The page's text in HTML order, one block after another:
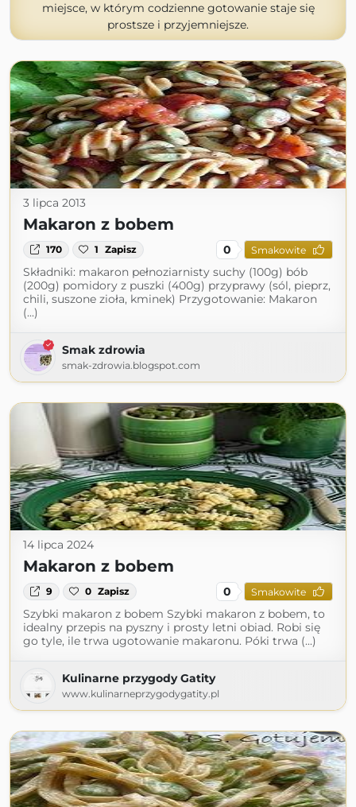
miejsce, w którym codzienne gotowanie staje się
prostsze i przyjemniejsze.
3 lipca 2013
Makaron z bobem
170 1 Zapisz 0 Smakowite
Składniki: makaron pełnoziarnisty suchy (100g) bób
(200g) pomidory z puszki (400g) przyprawy (sól, pieprz,
chili, suszone zioła, kminek) Przygotowanie: Makaron
(...)
Smak zdrowia
smak-zdrowia.blogspot.com
14 lipca 2024
Makaron z bobem
9 0 Zapisz 0 Smakowite
Szybki makaron z bobem Szybki makaron z bobem, to
idealny przepis na pyszny i prosty letni obiad. Robi się
go tyle, ile trwa ugotowanie makaronu. Póki trwa (...)
Kulinarne przygody Gatity
www.kulinarneprzygodygatity.pl